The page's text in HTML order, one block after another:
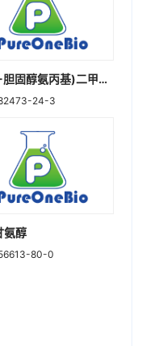
3-[(3-胆固醇氨丙基)二甲基氨基]-2-羟基-1-丙磺酸
24-3
氨醇
80-0